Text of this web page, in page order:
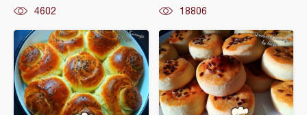
4602 18806